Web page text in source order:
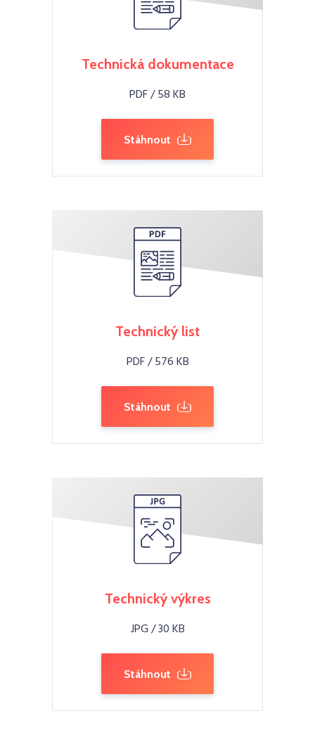
Technická dokumentace
PDF / 58 KB
Stáhnout
Technický list
PDF / 576 KB
Stáhnout
Technický výkres
JPG / 30 KB
Stáhnout